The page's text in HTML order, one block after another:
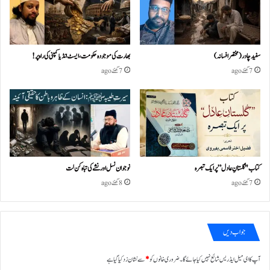
سفید چادر( مختصر افسانہ)
7 گھنٹے ago
بھارت کی موجودہ حکومت،ایسٹ انڈیا کمپنی کی راہ پر!
7 گھنٹے ago
کتاب "گلستانِ عادل” پر ایک تبصرہ
7 گھنٹے ago
نوجوان نسل اور نشے کی تباہ کن لت
8 گھنٹے ago
جواب دیں
آپ کا ای میل ایڈریس شائع نہیں کیا جائے گا۔ضروری خانوں کو*سے نشان زد کیا گیا ہے